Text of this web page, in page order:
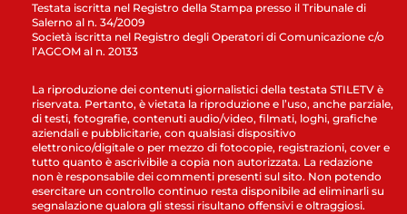
Testata iscritta nel Registro della Stampa presso il Tribunale di
Salerno al n. 34/2009
Società iscritta nel Registro degli Operatori di Comunicazione c/o
l’AGCOM al n. 20133
La riproduzione dei contenuti giornalistici della testata STILETV è
riservata. Pertanto, è vietata la riproduzione e l’uso, anche parziale,
di testi, fotografie, contenuti audio/video, filmati, loghi, grafiche
aziendali e pubblicitarie, con qualsiasi dispositivo
elettronico/digitale o per mezzo di fotocopie, registrazioni, cover e
tutto quanto è ascrivibile a copia non autorizzata. La redazione
non è responsabile dei commenti presenti sul sito. Non potendo
esercitare un controllo continuo resta disponibile ad eliminarli su
segnalazione qualora gli stessi risultano offensivi e oltraggiosi.